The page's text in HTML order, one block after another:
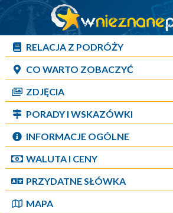
RELACJA Z PODRÓŻY
CO WARTO ZOBACZYĆ
ZDJĘCIA
PORADY I WSKAZÓWKI
INFORMACJE OGÓLNE
WALUTA I CENY
PRZYDATNE SŁÓWKA
MAPA